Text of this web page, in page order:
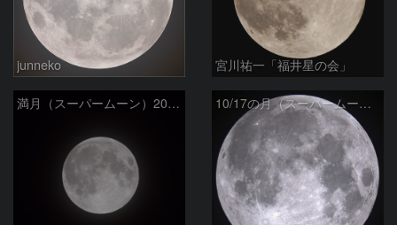
junneko 宮川祐一「福井星の会」
満月（スーパームーン）2024/10/17 10/17の月（スーパームーン）